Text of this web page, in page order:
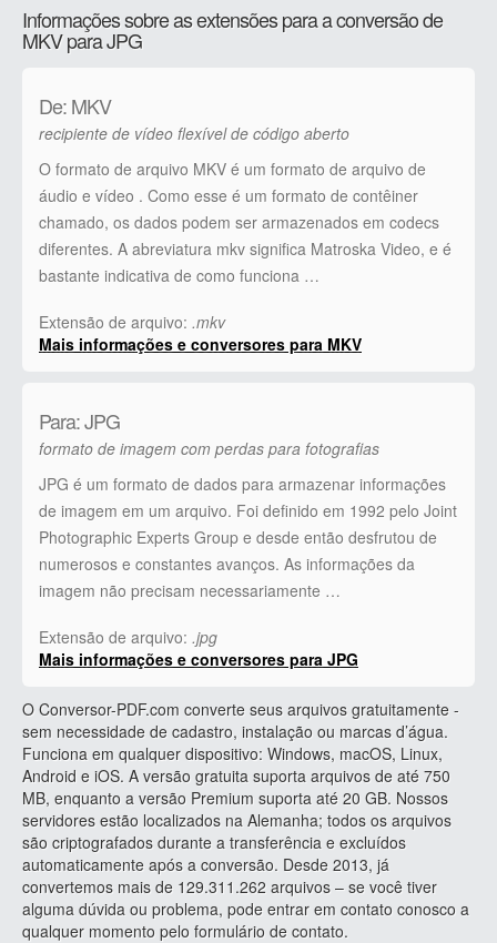
Informações sobre as extensões para a conversão de
MKV para JPG
De: MKV
recipiente de vídeo flexível de código aberto
O formato de arquivo MKV é um formato de arquivo de
áudio e vídeo . Como esse é um formato de contêiner
chamado, os dados podem ser armazenados em codecs
diferentes. A abreviatura mkv significa Matroska Video, e é
bastante indicativa de como funciona …
Extensão de arquivo: .mkv
Mais informações e conversores para MKV
Para: JPG
formato de imagem com perdas para fotografias
JPG é um formato de dados para armazenar informações
de imagem em um arquivo. Foi definido em 1992 pelo Joint
Photographic Experts Group e desde então desfrutou de
numerosos e constantes avanços. As informações da
imagem não precisam necessariamente …
Extensão de arquivo: .jpg
Mais informações e conversores para JPG
O Conversor-PDF.com converte seus arquivos gratuitamente -
sem necessidade de cadastro, instalação ou marcas d’água.
Funciona em qualquer dispositivo: Windows, macOS, Linux,
Android e iOS. A versão gratuita suporta arquivos de até 750
MB, enquanto a versão Premium suporta até 20 GB. Nossos
servidores estão localizados na Alemanha; todos os arquivos
são criptografados durante a transferência e excluídos
automaticamente após a conversão. Desde 2013, já
convertemos mais de 129.311.262 arquivos – se você tiver
alguma dúvida ou problema, pode entrar em contato conosco a
qualquer momento pelo formulário de contato.